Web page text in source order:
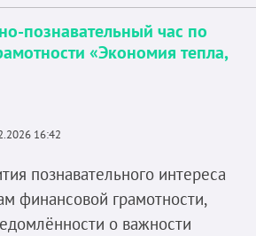
познавательный час по
«Экономия тепла,
16:42
познавательного интереса
финансовой грамотности,
о важности